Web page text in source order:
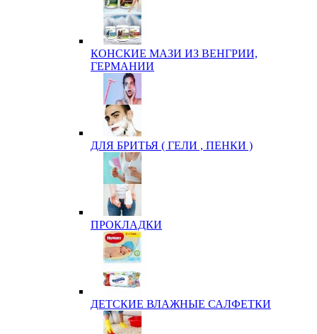
КОНСКИЕ МАЗИ ИЗ ВЕНГРИИ,
ГЕРМАНИИ
ДЛЯ БРИТЬЯ ( ГЕЛИ , ПЕНКИ )
ПРОКЛАДКИ
ДЕТСКИЕ ВЛАЖНЫЕ САЛФЕТКИ